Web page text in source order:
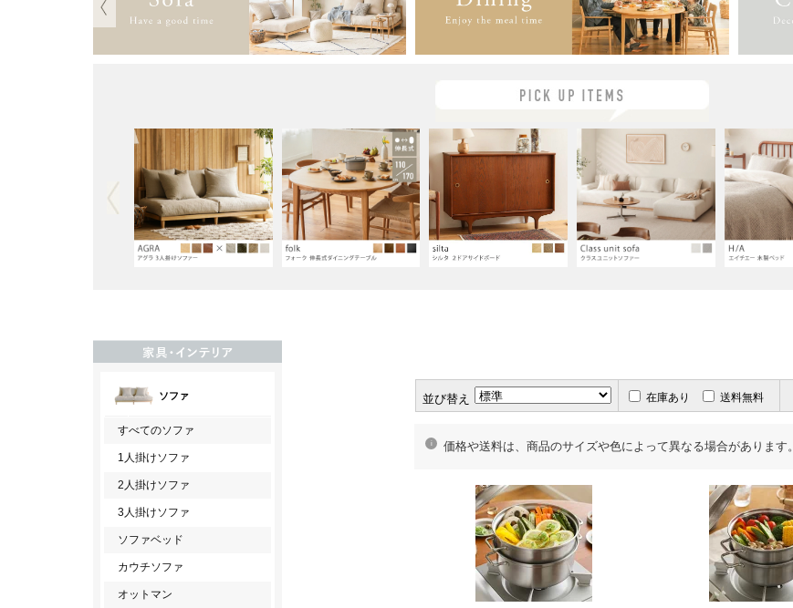
並び替え 在庫あり 送料無料
価格や送料は、商品のサイズや色によって異なる場合があります。